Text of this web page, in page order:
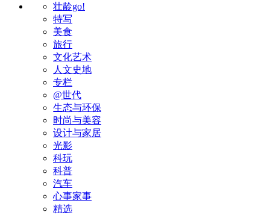
壮龄go!
特写
美食
旅行
文化艺术
人文史地
专栏
@世代
生态与环保
时尚与美容
设计与家居
光影
科玩
科普
汽车
心事家事
精选